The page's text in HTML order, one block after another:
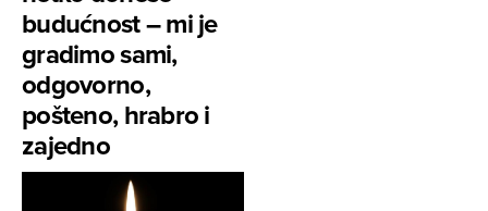
budućnost – mi je
gradimo sami,
odgovorno,
pošteno, hrabro i
zajedno